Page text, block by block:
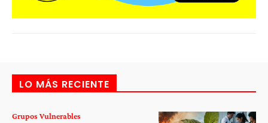
LO MÁS RECIENTE
Grupos Vulnerables